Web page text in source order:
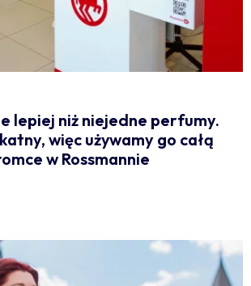
lepiej niż niejedne perfumy.
więc używamy go całą
w Rossmannie